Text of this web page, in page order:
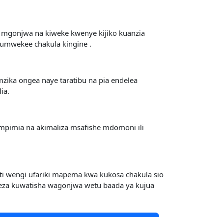
na kiweke kwenye kijiko kuanzia
chakula kingine .
ongea naye taratibu na pia endelea
na akimaliza msafishe mdomoni ili
wengi ufariki mapema kwa kukosa chakula sio
kuwatisha wagonjwa wetu baada ya kujua